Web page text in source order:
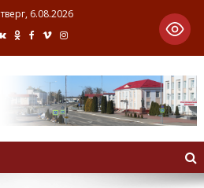
6.08.2026